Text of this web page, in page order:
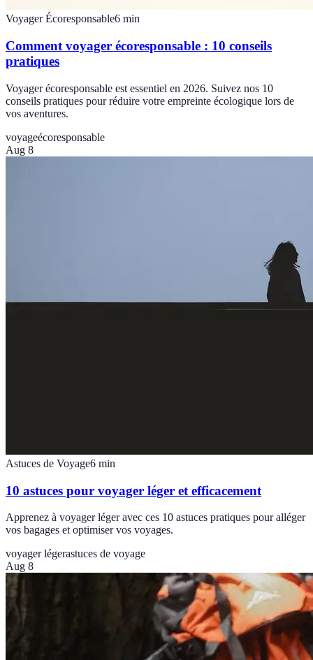
Voyager Écoresponsable6 min
Comment voyager écoresponsable : 10 conseils
pratiques
Voyager écoresponsable est essentiel en 2026. Suivez nos 10
conseils pratiques pour réduire votre empreinte écologique lors de
vos aventures.
voyageécoresponsable
Aug 8
Astuces de Voyage6 min
10 astuces pour voyager léger et efficacement
Apprenez à voyager léger avec ces 10 astuces pratiques pour alléger
vos bagages et optimiser vos voyages.
voyager légerastuces de voyage
Aug 8